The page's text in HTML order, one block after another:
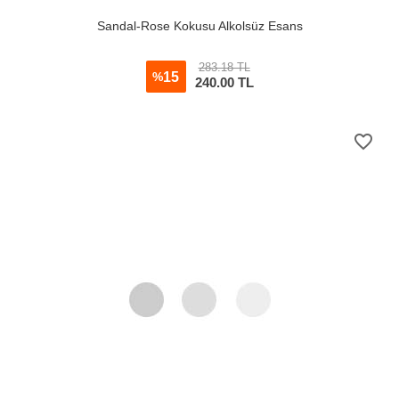
Sandal-Rose Kokusu Alkolsüz Esans
%15
283.18 TL
240.00TL
favorite_border